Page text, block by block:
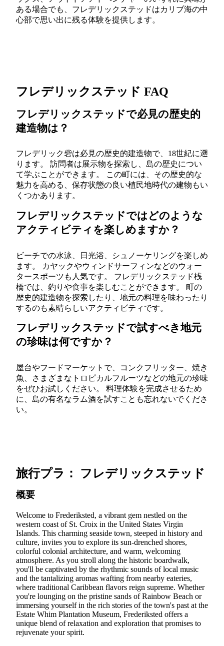
ある場合でも、フレデリックステッドはカリブ海の中
心部で思い出に残る体験を提供します。
フレデリックステッド FAQ
フレデリックステッドで必見の歴史的
建造物は？
フレデリック砦は必見の歴史的建造物で、18世紀に遡
ります。 訪問者は展示物を探索し、島の歴史につい
て学ぶことができます。 この町には、その歴史的な
魅力を高める、保存状態の良い植民地時代の建物もい
くつかあります。
フレデリックステッドではどのような
アクティビティを楽しめますか？
ビーチでの水泳、日光浴、シュノーケリングを楽しめ
ます。 カヤックやウィンドサーフィンなどのウォー
タースポーツも人気です。 フレデリックステッド桟
橋では、釣りや食事を楽しむことができます。 町の
歴史的建造物を探索したり、地元の料理を味わったり
するのも素晴らしいアクティビティです。
フレデリックステッドで試すべき地元
の珍味は何ですか？
屋台やフードマーケットで、コンクフリッター、焼き
魚、さまざまなトロピカルフルーツなどの地元の珍味
をぜひお試しください。 料理体験を完成させるため
に、島の有名なラム酒を試すことも忘れないでくださ
い。
旅行プラ： フレデリックステッド
概要
Welcome to Frederiksted, a vibrant gem nestled on the
western coast of St. Croix in the United States Virgin
Islands. This charming seaside town, steeped in history and
culture, invites you to explore its sun-drenched shores,
colorful colonial architecture, and warm, welcoming
atmosphere. As you stroll along the historic boardwalk,
you'll be captivated by the rhythmic sounds of local music
and the tantalizing aromas wafting from nearby eateries,
where traditional Caribbean flavors reign supreme. Whether
you're lounging on the pristine sands of Rainbow Beach or
immersing yourself in the rich stories of the town's past at the
Estate Whim Plantation Museum, Frederiksted offers a
unique blend of relaxation and exploration that promises to
rejuvenate your spirit.